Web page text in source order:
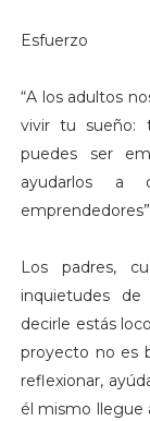
Esfuerzo
“A los adultos
vivir tu sueño:
puedes ser
ayudarlos a
Los padres,
inquietudes de
decirle estás
proyecto no es
reflexionar,
él mismo llegue